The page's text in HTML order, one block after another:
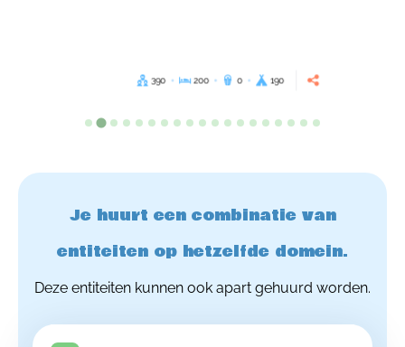
390 200 0 190
Je huurt een combinatie van
entiteiten op hetzelfde domein.
Deze entiteiten kunnen ook apart gehuurd worden.